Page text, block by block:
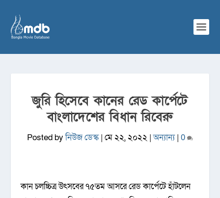
জুরি হিসেবে কানের রেড কার্পেটে
বাংলাদেশের বিধান রিবেরু
Posted byনিউজ ডেস্ক| মে ২২, ২০২২ |অন্যান্য| 0
কান চলচ্চিত্র উৎসবের ৭৫তম আসরে রেড কার্পেটে হাঁটলেন